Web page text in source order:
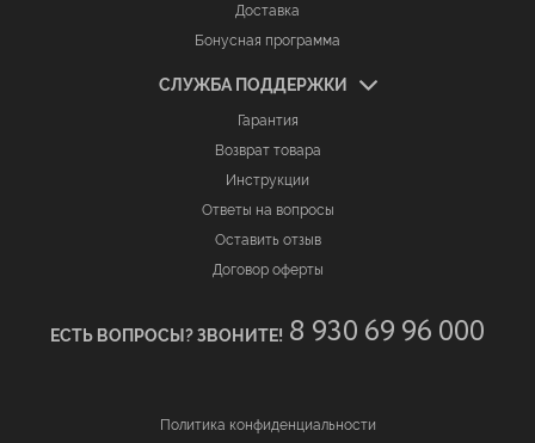
Доставка
Бонусная программа
СЛУЖБА ПОДДЕРЖКИ
Гарантия
Возврат товара
Инструкции
Ответы на вопросы
Оставить отзыв
Договор оферты
ЕСТЬ ВОПРОСЫ? ЗВОНИТЕ! 8 930 69 96 000
Политика конфиденциальности